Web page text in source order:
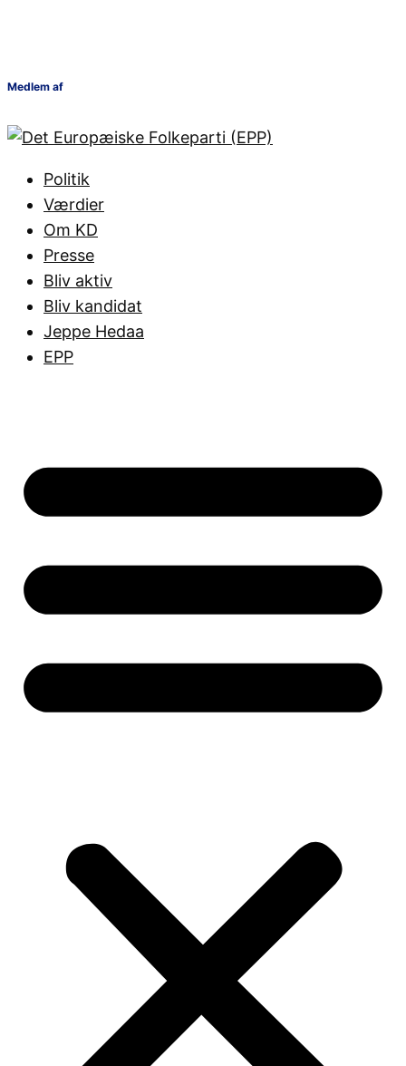
Medlem af
Politik
Værdier
Om KD
Presse
Bliv aktiv
Bliv kandidat
Jeppe Hedaa
EPP